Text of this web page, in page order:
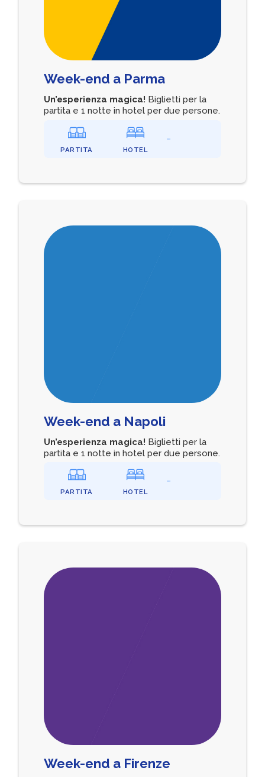
Week-end a Parma
Un’esperienza magica! Biglietti per la
partita e 1 notte in hotel per due persone.
PARTITA HOTEL
Week-end a Napoli
Un’esperienza magica! Biglietti per la
partita e 1 notte in hotel per due persone.
PARTITA HOTEL
Week-end a Firenze